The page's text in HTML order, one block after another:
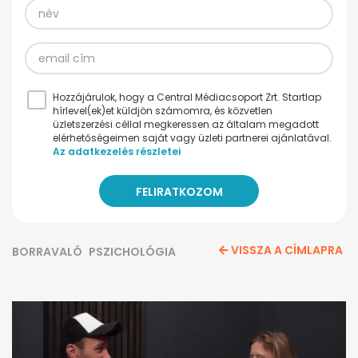
Hozzájárulok, hogy a Central Médiacsoport Zrt. Startlap
hírlevel(ek)et küldjön számomra, és közvetlen
üzletszerzési céllal megkeressen az általam megadott
elérhetőségeimen saját vagy üzleti partnerei ajánlatával.
Az adatkezelés részletei
BORRAVALÓ PSZICHOLÓGIA VISSZA A CÍMLAPRA